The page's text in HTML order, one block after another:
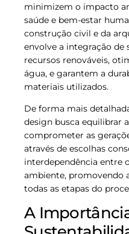
minimizem o impacto
saúde e bem-estar
construção civil e da
envolve a integração de
recursos renováveis,
água, e garantem a
materiais utilizados.
De forma mais
design busca equilibrar
comprometer as
através de escolhas
interdependência entre
ambiente, promovendo
todas as etapas do
A